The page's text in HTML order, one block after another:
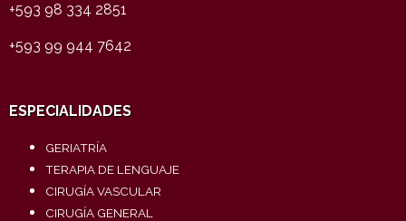
+593 98 334 2851
+593 99 944 7642
ESPECIALIDADES
GERIATRÍA
TERAPIA DE LENGUAJE
CIRUGÍA VASCULAR
CIRUGÍA GENERAL